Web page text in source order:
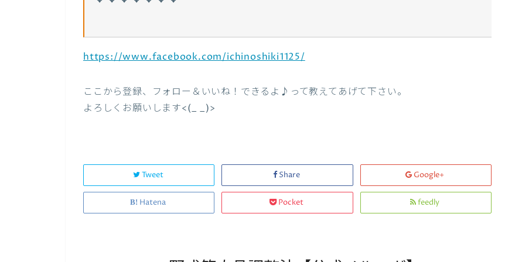
https://www.facebook.com/ichinoshiki1125/
ここから登録、フォロー＆いいね！できるよ♪って教えてあげて下さい。
よろしくお願いします<(_ _)>
Tweet Share Google+
Hatena Pocket feedly